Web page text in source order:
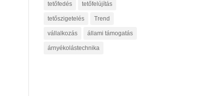
tetőfedés tetőfelújítás
tetőszigetelés Trend
vállalkozás állami támogatás
árnyékolástechnika